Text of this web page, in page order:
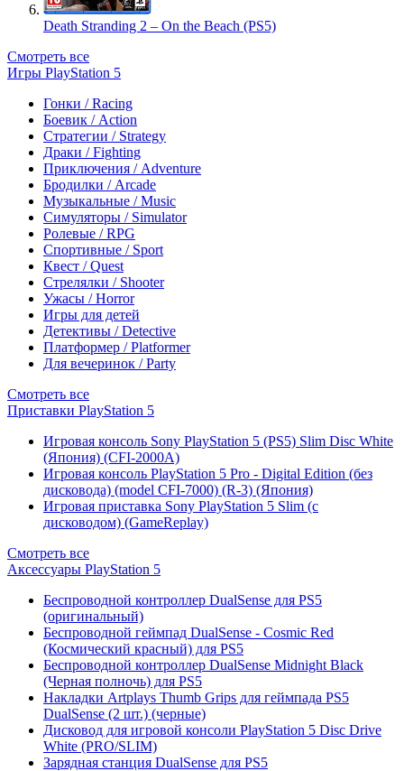
Death Stranding 2 – On the Beach (PS5)
Смотреть все
Игры PlayStation 5
Гонки / Racing
Боевик / Action
Стратегии / Strategy
Драки / Fighting
Приключения / Adventure
Бродилки / Arcade
Музыкальные / Music
Симуляторы / Simulator
Ролевые / RPG
Спортивные / Sport
Квест / Quest
Стрелялки / Shooter
Ужасы / Horror
Игры для детей
Детективы / Detective
Платформер / Platformer
Для вечеринок / Party
Смотреть все
Приставки PlayStation 5
Игровая консоль Sony PlayStation 5 (PS5) Slim Disc White
(Япония) (CFI-2000A)
Игровая консоль PlayStation 5 Pro - Digital Edition (без
дисковода) (model CFI-7000) (R-3) (Япония)
Игровая приставка Sony PlayStation 5 Slim (с
дисководом) (GameReplay)
Смотреть все
Аксессуары PlayStation 5
Беспроводной контроллер DualSense для PS5
(оригинальный)
Беспроводной геймпад DualSense - Cosmic Red
(Космический красный) для PS5
Беспроводной контроллер DualSense Midnight Black
(Черная полночь) для PS5
Накладки Artplays Thumb Grips для геймпада PS5
DualSense (2 шт.) (черные)
Дисковод для игровой консоли PlayStation 5 Disc Drive
White (PRO/SLIM)
Зарядная станция DualSense для PS5